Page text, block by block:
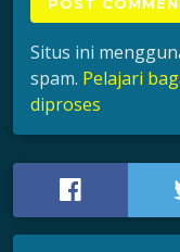
Situs ini
spam. Pelajari
diproses